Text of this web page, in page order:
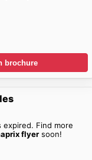
brochure
expired. Find more
flyer soon!